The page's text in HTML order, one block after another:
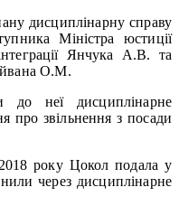
дисциплінарну справу
Міністра юстиції
Янчука А.В. та
О.М.
до неї дисциплінарне
про звільнення з посади
року Цокол подала у
через дисциплінарне